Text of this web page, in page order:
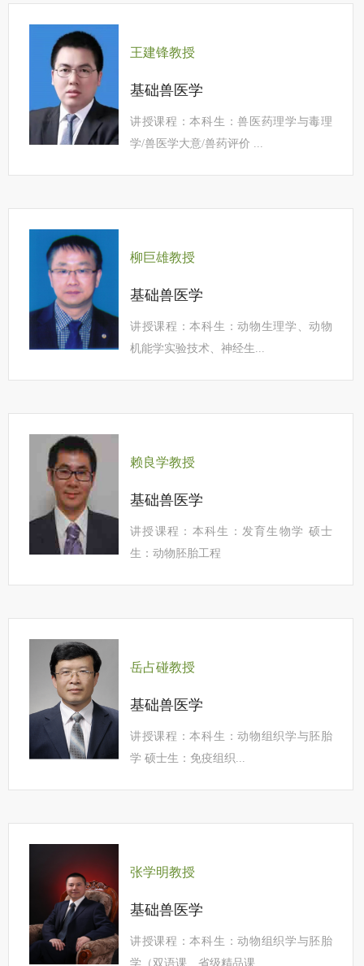
王建锋教授
基础兽医学
讲授课程：本科生：兽医药理学与毒理
学/兽医学大意/兽药评价 ...
柳巨雄教授
基础兽医学
讲授课程：本科生：动物生理学、动物
机能学实验技术、神经生...
赖良学教授
基础兽医学
讲授课程：本科生：发育生物学 硕士
生：动物胚胎工程
岳占碰教授
基础兽医学
讲授课程：本科生：动物组织学与胚胎
学 硕士生：免疫组织...
张学明教授
基础兽医学
讲授课程：本科生：动物组织学与胚胎
学（双语课、省级精品课...